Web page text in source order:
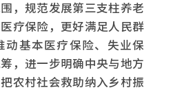
，规范发展第三支柱养老
疗保险，更好满足人民群
动基本医疗保险、失业保
，进一步明确中央与地方
农村社会救助纳入乡村振